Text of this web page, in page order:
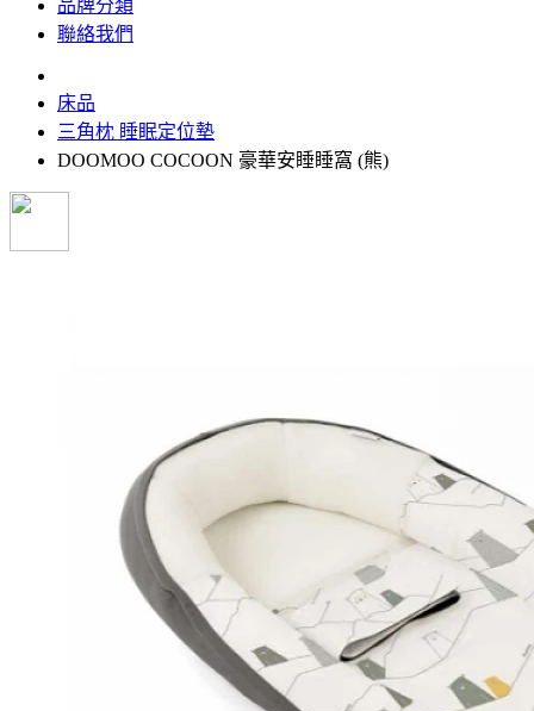
品牌分類
聯絡我們
床品
三角枕 睡眠定位墊
DOOMOO COCOON 豪華安睡睡窩 (熊)